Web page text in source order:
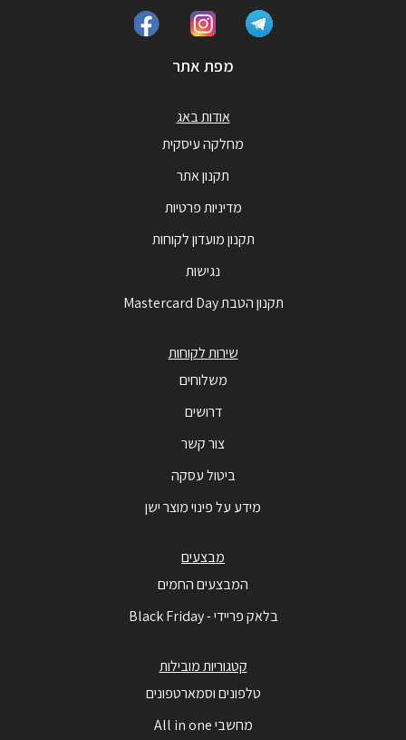
מפת אתר
אודות באג
מחלקה עיסקית
תקנון אתר
מדיניות פרטיות
תקנון מועדון לקוחות
נגישות
תקנון הטבת Mastercard Day
שירות לקוחות
משלוחים
דרושים
צור קשר
ביטול עסקה
מידע על פינוי מוצר ישן
מבצעים
המבצעים החמים
בלאק פריידי - Black Friday
קטגוריות מובילות
טלפונים וסמארטפונים
מחשבי All in one